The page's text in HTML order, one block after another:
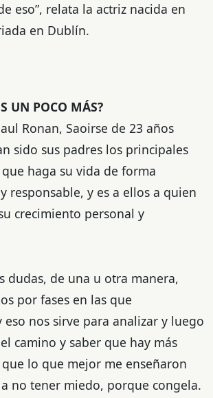
eso”, relata la actriz nacida en
en Dublín.
UN POCO MÁS?
Ronan, Saoirse de 23 años
sido sus padres los principales
haga su vida de forma
responsable, y es a ellos a quien
crecimiento personal y
dudas, de una u otra manera,
por fases en las que
eso nos sirve para analizar y luego
camino y saber que hay más
lo que mejor me enseñaron
no tener miedo, porque congela.